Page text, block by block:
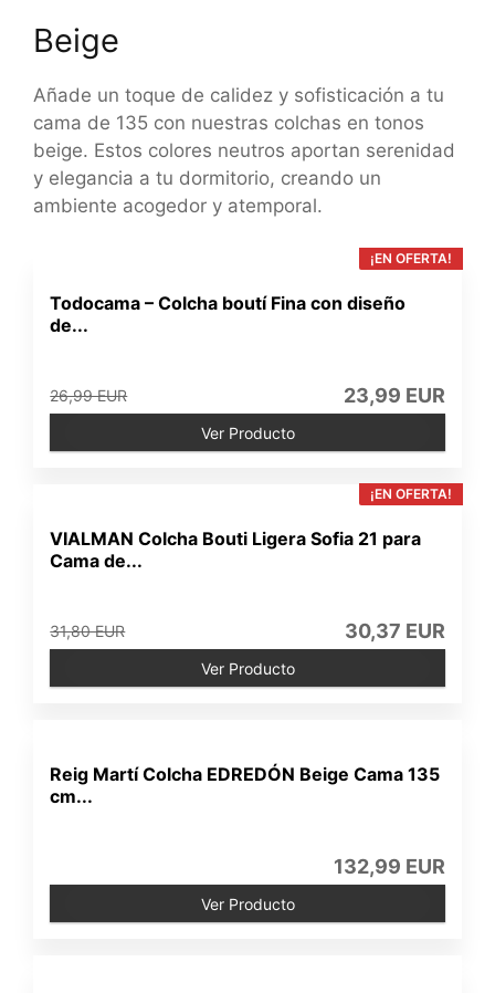
Beige
Añade un toque de calidez y sofisticación a tu
cama de 135 con nuestras colchas en tonos
beige. Estos colores neutros aportan serenidad
y elegancia a tu dormitorio, creando un
ambiente acogedor y atemporal.
¡EN OFERTA!
Todocama – Colcha boutí Fina con diseño
de...
26,99 EUR 23,99 EUR
Ver Producto
¡EN OFERTA!
VIALMAN Colcha Bouti Ligera Sofia 21 para
Cama de...
31,80 EUR 30,37 EUR
Ver Producto
Reig Martí Colcha EDREDÓN Beige Cama 135
cm...
132,99 EUR
Ver Producto